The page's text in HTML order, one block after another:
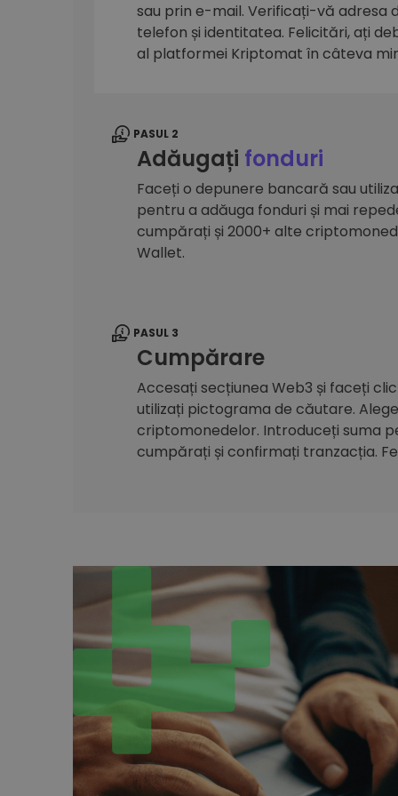
Explorator de investiții
Găsește-ți strategia cripto
sau prin e-mail. Verificați-vă adresa
telefon și identitatea. Felicitări, ați
al platformei Kriptomat în câteva
PASUL 2
Adăugați fonduri
Faceți o depunere bancară sau
pentru a adăuga fonduri și mai
cumpărați și 2000+ alte
Wallet.
PASUL 3
Cumpărare
Accesați secțiunea Web3 și faceți
utilizați pictograma de căutare.
criptomonedelor. Introduceți suma
cumpărați și confirmați tranzacția.